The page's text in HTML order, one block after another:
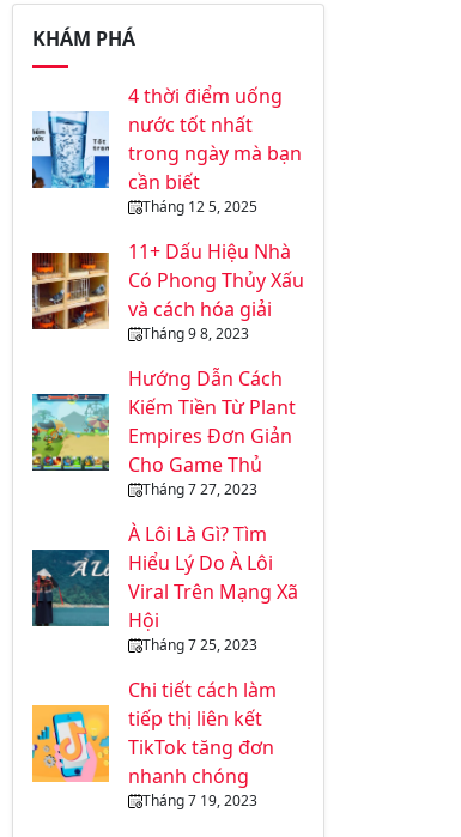
KHÁM PHÁ
4 thời điểm uống
nước tốt nhất
trong ngày mà bạn
cần biết
Tháng 12 5, 2025
11+ Dấu Hiệu Nhà
Có Phong Thủy Xấu
và cách hóa giải
Tháng 9 8, 2023
Hướng Dẫn Cách
Kiếm Tiền Từ Plant
Empires Đơn Giản
Cho Game Thủ
Tháng 7 27, 2023
À Lôi Là Gì? Tìm
Hiểu Lý Do À Lôi
Viral Trên Mạng Xã
Hội
Tháng 7 25, 2023
Chi tiết cách làm
tiếp thị liên kết
TikTok tăng đơn
nhanh chóng
Tháng 7 19, 2023